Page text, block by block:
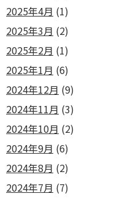
2025年4月 (1)
2025年3月 (2)
2025年2月 (1)
2025年1月 (6)
2024年12月 (9)
2024年11月 (3)
2024年10月 (2)
2024年9月 (6)
2024年8月 (2)
2024年7月 (7)